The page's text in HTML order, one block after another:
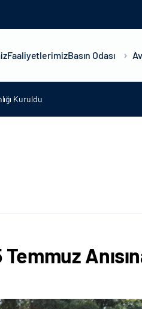
FaaliyetlerimizBasın Odası
Kuruldu
Temmuz